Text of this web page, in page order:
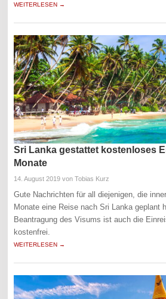
WEITERLESEN →
Sri Lanka gestattet kostenloses
Monate
14. August 2019 von Tobias Kurz
Gute Nachrichten für all diejenigen, die
Monate eine Reise nach Sri Lanka geplant
Beantragung des Visums ist auch die
kostenfrei.
WEITERLESEN →